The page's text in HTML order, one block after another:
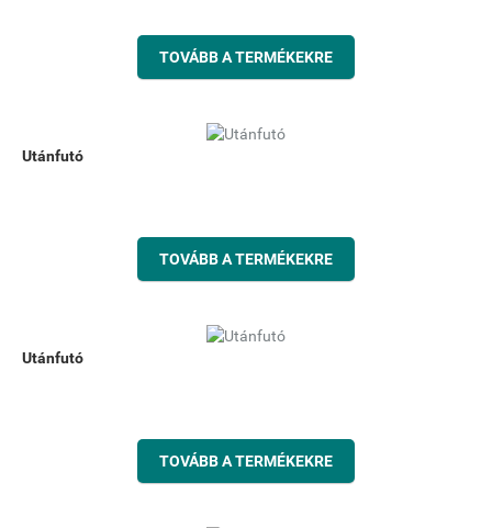
TOVÁBB A TERMÉKEKRE
Utánfutó
TOVÁBB A TERMÉKEKRE
Utánfutó
TOVÁBB A TERMÉKEKRE